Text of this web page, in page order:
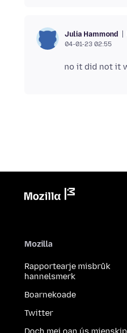
Julia Hammond
04-01-23 02:55
Mozilla
Rapportearje misbrûk
hannelsmerk
Boarnekoade
Twitter